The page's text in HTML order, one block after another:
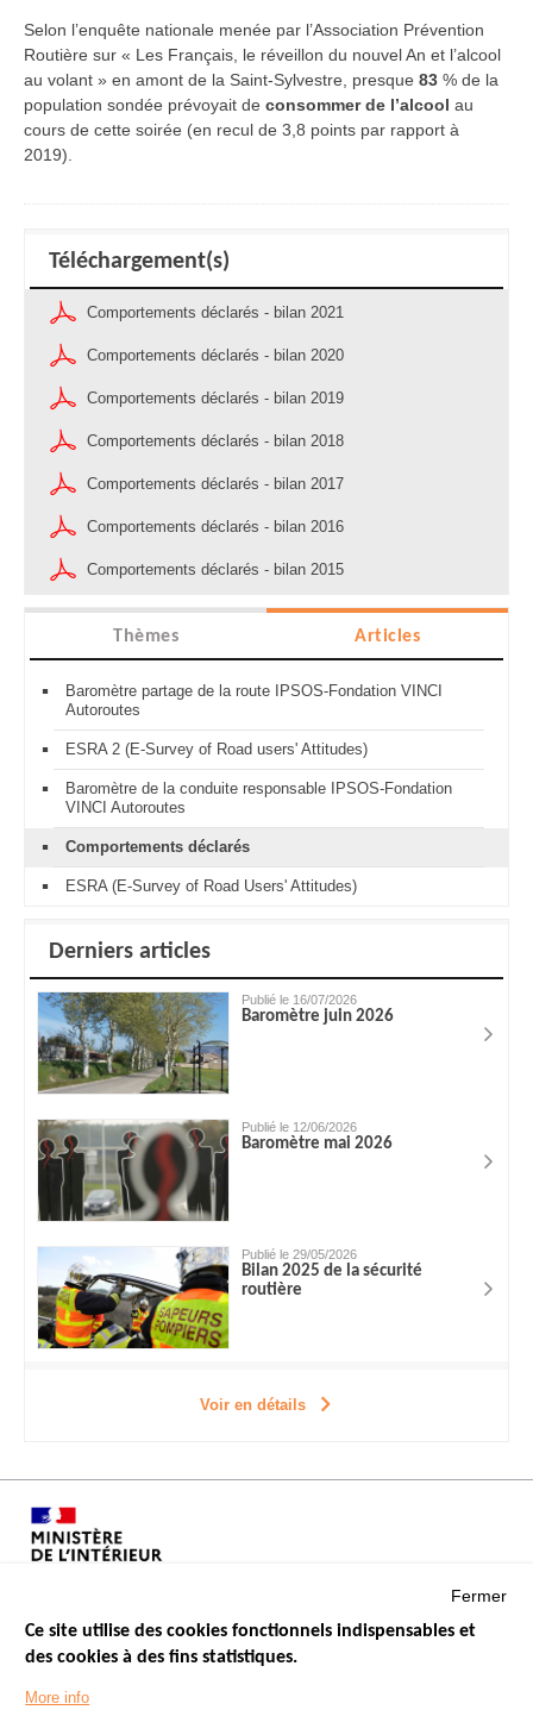
Selon l’enquête nationale menée par l’Association Prévention
Routière sur « Les Français, le réveillon du nouvel An et l’alcool
au volant » en amont de la Saint-Sylvestre, presque 83 % de la
population sondée prévoyait de consommer de l’alcool au
cours de cette soirée (en recul de 3,8 points par rapport à
2019).
Téléchargement(s)
Comportements déclarés - bilan 2021
Comportements déclarés - bilan 2020
Comportements déclarés - bilan 2019
Comportements déclarés - bilan 2018
Comportements déclarés - bilan 2017
Comportements déclarés - bilan 2016
Comportements déclarés - bilan 2015
Thèmes Articles
Baromètre partage de la route IPSOS-Fondation VINCI
Autoroutes
ESRA 2 (E-Survey of Road users' Attitudes)
Baromètre de la conduite responsable IPSOS-Fondation
VINCI Autoroutes
Comportements déclarés
ESRA (E-Survey of Road Users' Attitudes)
Derniers articles
Publié le 16/07/2026
Baromètre juin 2026
Publié le 12/06/2026
Baromètre mai 2026
Publié le 29/05/2026
Bilan 2025 de la sécurité
routière
Voir en détails
Menu
Footer
LES SITES PUBLICS
Fermer
Ce site utilise des cookies fonctionnels indispensables et
des cookies à des fins statistiques.
More info